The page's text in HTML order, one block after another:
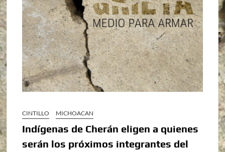
CINTILLO MICHOACAN
Indígenas de Cherán eligen a quienes
serán los próximos integrantes del